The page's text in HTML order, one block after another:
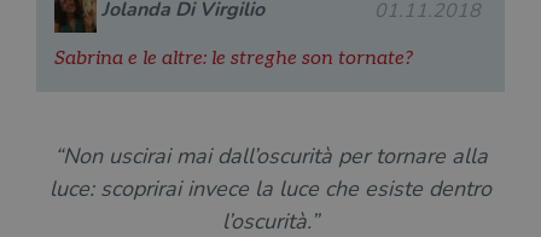
Jolanda Di Virgilio 01.11.2018
Sabrina e le altre: le streghe son tornate?
“Non uscirai mai dall’oscurità per tornare alla
luce: scoprirai invece la luce che esiste dentro
l’oscurità.”